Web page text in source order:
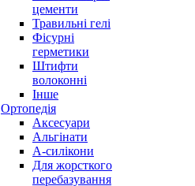
цементи
Травильні гелі
Фісурні
герметики
Штифти
волоконні
Інше
Ортопедія
Аксесуари
Альгінати
А-силікони
Для жорсткого
перебазування